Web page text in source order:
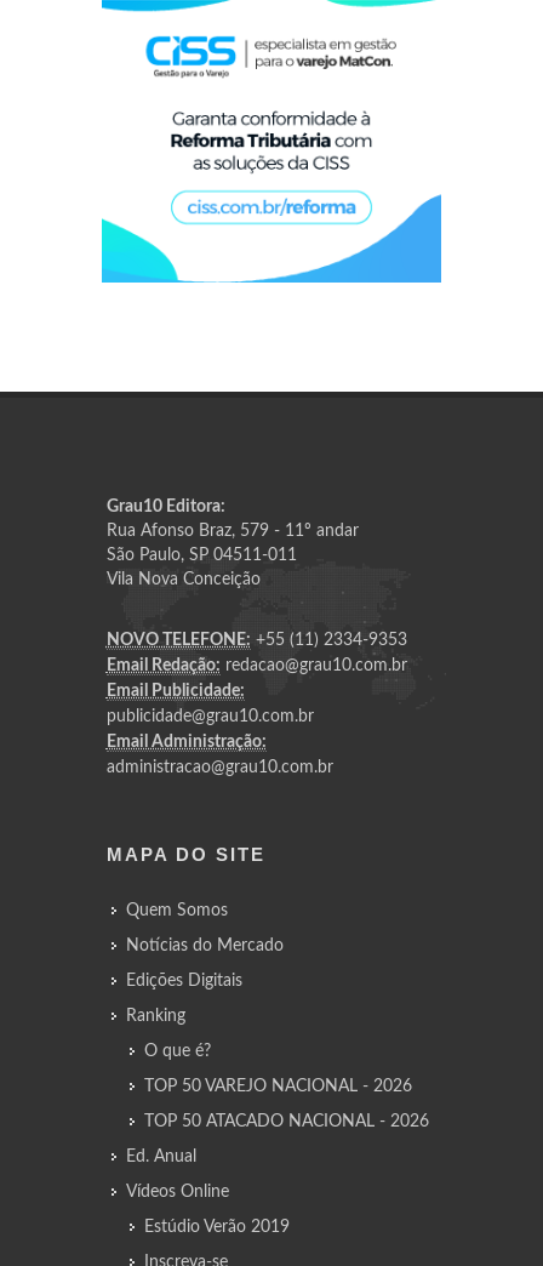
Grau10 Editora:
Rua Afonso Braz, 579 - 11º andar
São Paulo, SP 04511-011
Vila Nova Conceição
NOVO TELEFONE: +55 (11) 2334-9353
Email Redação: redacao@grau10.com.br
Email Publicidade:
publicidade@grau10.com.br
Email Administração:
administracao@grau10.com.br
MAPA DO SITE
Quem Somos
Notícias do Mercado
Edições Digitais
Ranking
O que é?
TOP 50 VAREJO NACIONAL - 2026
TOP 50 ATACADO NACIONAL - 2026
Ed. Anual
Vídeos Online
Estúdio Verão 2019